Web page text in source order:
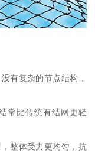
有复杂的节点结构，
常比传统有结网更轻
整体受力更均匀，抗